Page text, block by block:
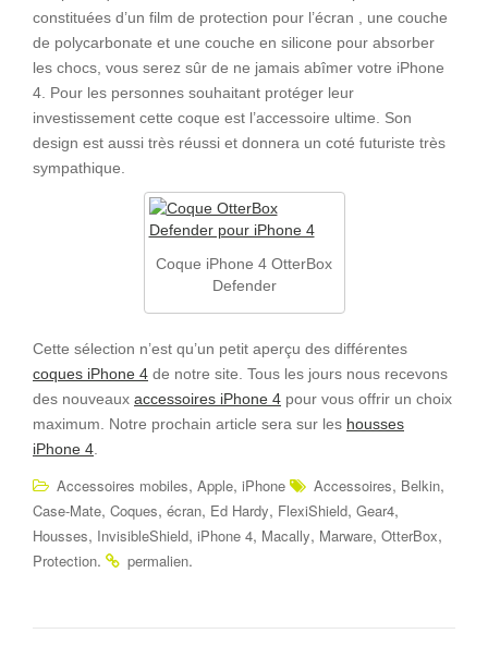
constituées d’un film de protection pour l’écran , une couche
de polycarbonate et une couche en silicone pour absorber
les chocs, vous serez sûr de ne jamais abîmer votre iPhone
4. Pour les personnes souhaitant protéger leur
investissement cette coque est l’accessoire ultime. Son
design est aussi très réussi et donnera un coté futuriste très
sympathique.
Coque iPhone 4 OtterBox
Defender
Cette sélection n’est qu’un petit aperçu des différentes
coques iPhone 4 de notre site. Tous les jours nous recevons
des nouveaux accessoires iPhone 4 pour vous offrir un choix
maximum. Notre prochain article sera sur les housses
iPhone 4.
Accessoires mobiles, Apple, iPhone Accessoires, Belkin,
Case-Mate, Coques, écran, Ed Hardy, FlexiShield, Gear4,
Housses, InvisibleShield, iPhone 4, Macally, Marware, OtterBox,
Protection. permalien.